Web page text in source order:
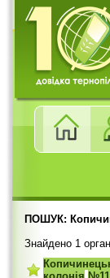
ПОШУК:
Знайдено 1